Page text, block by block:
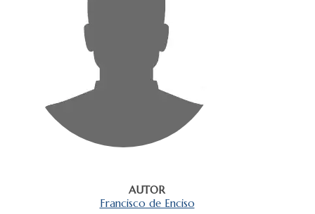
AUTOR
Francisco de Enciso